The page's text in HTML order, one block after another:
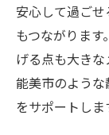
建築
失敗
スト
建築
建築
安心して過ご
もつながりま
げる点も大きな
能美市のよう
をサポートしま